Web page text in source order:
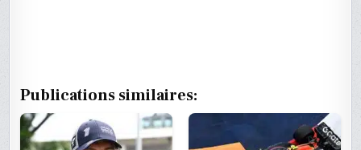
Publications similaires: